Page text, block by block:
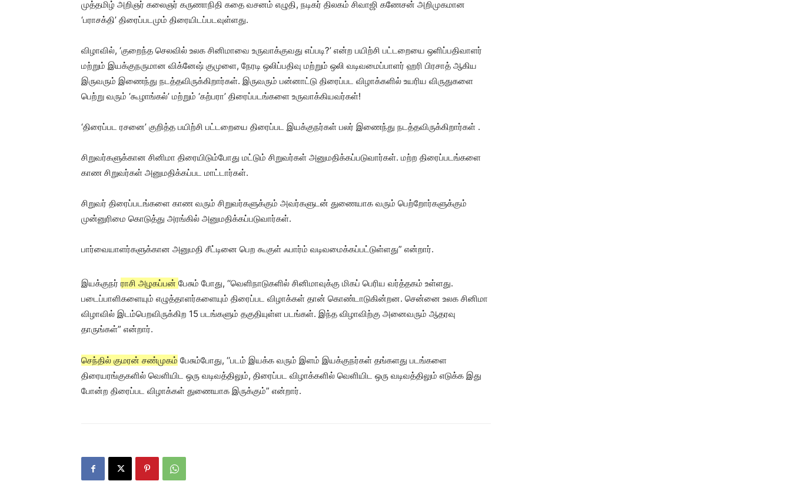
முத்தமிழ் அறிஞர் கலைஞர் கருணாநிதி கதை வசனம் எழுதி, நடிகர் திலகம் சிவாஜி கணேசன் அறிமுகமான
‘பராசக்தி’ திரைப்படமும் திரையிடப்படவுள்ளது.
விழாவில், ‘குறைந்த செலவில் உலக சினிமாவை உருவாக்குவது எப்படி?’ என்ற பயிற்சி பட்டறையை ஒளிப்பதிவாளர்
மற்றும் இயக்குநருமான விக்னேஷ் குமுளை, நேரடி ஒலிப்பதிவு மற்றும் ஒலி வடிவமைப்பாளர் ஹரி பிரசாத் ஆகிய
இருவரும் இணைந்து நடத்தவிருக்கிறார்கள். இருவரும் பன்னாட்டு திரைப்பட விழாக்களில் உயரிய விருதுகளை
பெற்று வரும் ‘கூழாங்கல்’ மற்றும் ‘கற்பரா’ திரைப்படங்களை உருவாக்கியவர்கள்!
‘திரைப்பட ரசனை’ குறித்த பயிற்சி பட்டறையை திரைப்பட இயக்குநர்கள் பலர் இணைந்து நடத்தவிருக்கிறார்கள் .
சிறுவர்களுக்கான சினிமா திரையிடும்போது மட்டும் சிறுவர்கள் அனுமதிக்கப்படுவார்கள். மற்ற திரைப்படங்களை
காண சிறுவர்கள் அனுமதிக்கப்பட மாட்டார்கள்.
சிறுவர் திரைப்படங்களை காண வரும் சிறுவர்களுக்கும் அவர்களுடன் துணையாக வரும் பெற்றோர்களுக்கும்
முன்னுரிமை கொடுத்து அரங்கில் அனுமதிக்கப்படுவார்கள்.
பார்வையாளர்களுக்கான அனுமதி சீட்டினை பெற கூகுள் ஃபார்ம் வடிவமைக்கப்பட்டுள்ளது” என்றார்.
இயக்குநர் ராசி அழகப்பன் பேசும் போது, ‘‘வெளிநாடுகளில் சினிமாவுக்கு மிகப் பெரிய வர்த்தகம் உள்ளது.
படைப்பாளிகளையும் எழுத்தாளர்களையும் திரைப்பட விழாக்கள் தான் கொண்டாடுகின்றன. சென்னை உலக சினிமா
விழாவில் இடம்பெறவிருக்கிற 15 படங்களும் தகுதியுள்ள படங்கள். இந்த விழாவிற்கு அனைவரும் ஆதரவு
தாருங்கள்” என்றார்.
செந்தில் குமரன் சண்முகம் பேசும்போது, ‘‘படம் இயக்க வரும் இளம் இயக்குநர்கள் தங்களது படங்களை
திரையரங்குகளில் வெளியிட ஒரு வடிவத்திலும், திரைப்பட விழாக்களில் வெளியிட ஒரு வடிவத்திலும் எடுக்க இது
போன்ற திரைப்பட விழாக்கள் துணையாக இருக்கும்” என்றார்.